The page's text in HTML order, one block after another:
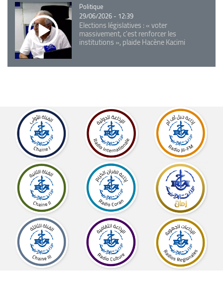
Catégorie
Politique
29/06/2026 - 12:39
Elections législatives : « voter
massivement, c'est renforcer les
institutions », plaide Hacène Kacimi